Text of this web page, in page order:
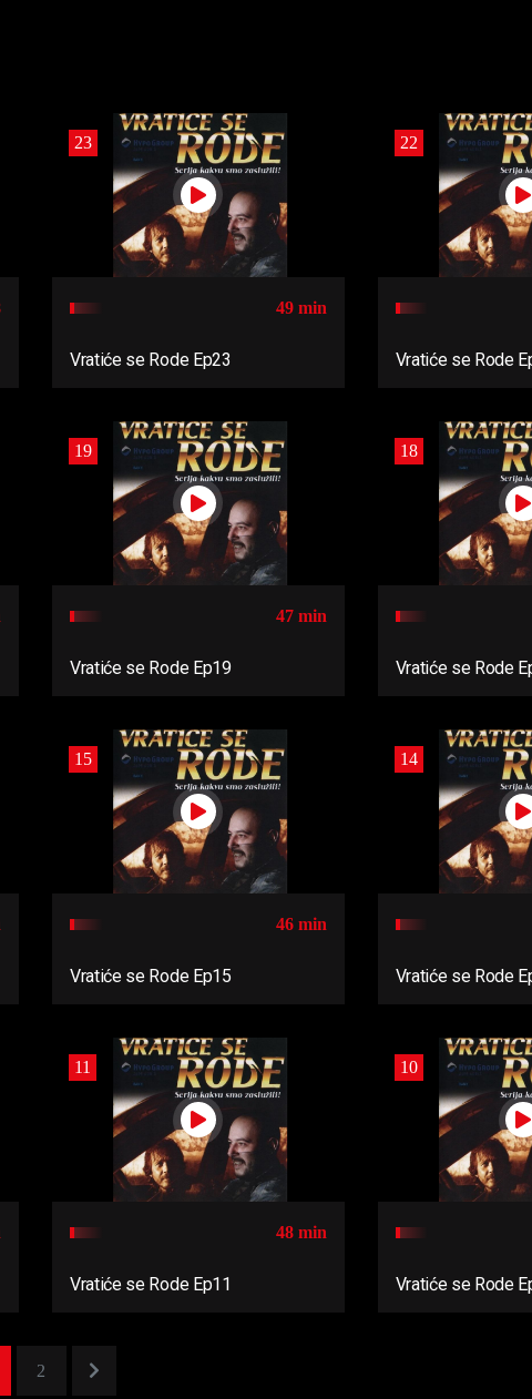
23
49 min
Vratiće se Rode Ep23
22
Vratiće se Rode
19
47 min
Vratiće se Rode Ep19
18
Vratiće se Rode
15
46 min
Vratiće se Rode Ep15
14
Vratiće se Rode
11
48 min
Vratiće se Rode Ep11
10
Vratiće se Rode
2